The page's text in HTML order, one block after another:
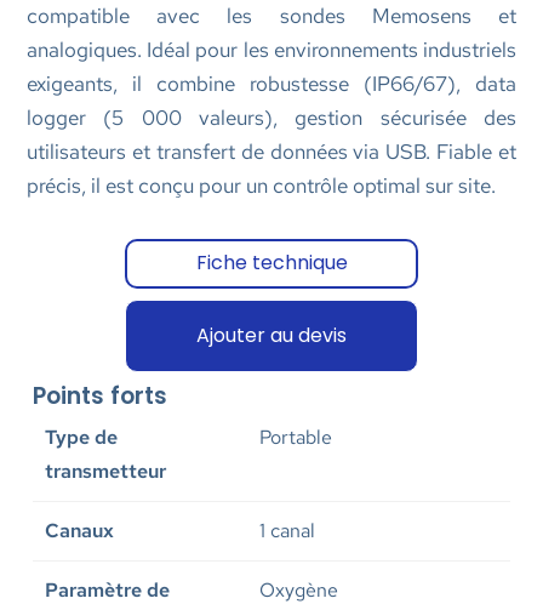
compatible avec les sondes Memosens et
analogiques. Idéal pour les environnements industriels
exigeants, il combine robustesse (IP66/67), data
logger (5 000 valeurs), gestion sécurisée des
utilisateurs et transfert de données via USB. Fiable et
précis, il est conçu pour un contrôle optimal sur site.
Fiche technique
Ajouter au devis
Points forts
Type de
transmetteur
Portable
Canaux 1 canal
Paramètre de
Oxygène